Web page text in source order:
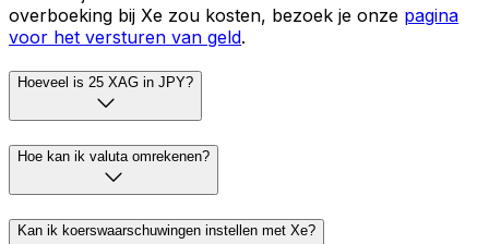
overboeking bij Xe zou kosten, bezoek je onze pagina
voor het versturen van geld.
Hoeveel is 25 XAG in JPY?
Hoe kan ik valuta omrekenen?
Kan ik koerswaarschuwingen instellen met Xe?